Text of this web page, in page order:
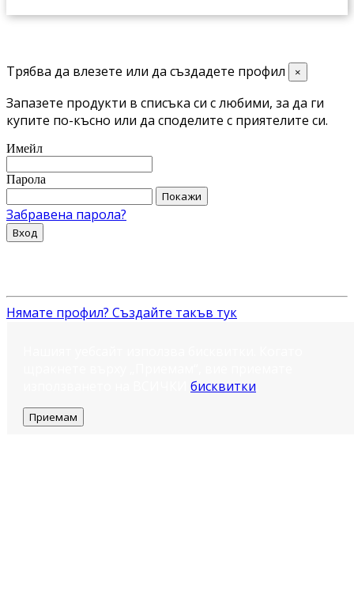
Трябва да влезете или да създадете профил ×
Запазете продукти в списъка си с любими, за да ги
купите по-късно или да споделите с приятелите си.
Имейл
Парола
Покажи
Забравена парола?
Вход
Нямате профил? Създайте такъв тук
бисквитки
Приемам